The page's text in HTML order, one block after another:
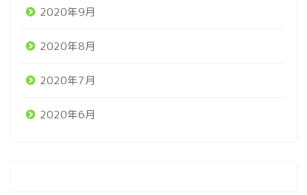
2020年9月
2020年8月
2020年7月
2020年6月